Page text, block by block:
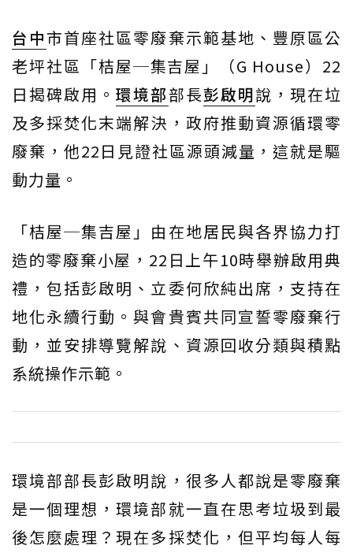
台中市首座社區零廢棄示範基地、豐原區公
老坪社區「桔屋─集吉屋」（G House）22
日揭碑啟用。環境部部長彭啟明說，現在垃
及多採焚化末端解決，政府推動資源循環零
廢棄，他22日見證社區源頭減量，這就是驅
動力量。
「桔屋─集吉屋」由在地居民與各界協力打
造的零廢棄小屋，22日上午10時舉辦啟用典
禮，包括彭啟明、立委何欣純出席，支持在
地化永續行動。與會貴賓共同宣誓零廢棄行
動，並安排導覽解說、資源回收分類與積點
系統操作示範。
環境部部長彭啟明說，很多人都說是零廢棄
是一個理想，環境部就一直在思考垃圾到最
後怎麼處理？現在多採焚化，但平均每人每